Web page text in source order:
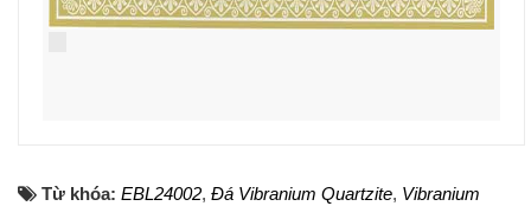
Từ khóa: EBL24002, Đá Vibranium Quartzite, Vibranium